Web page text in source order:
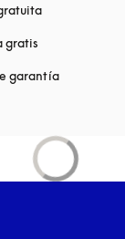
gratis
garantíaapertura